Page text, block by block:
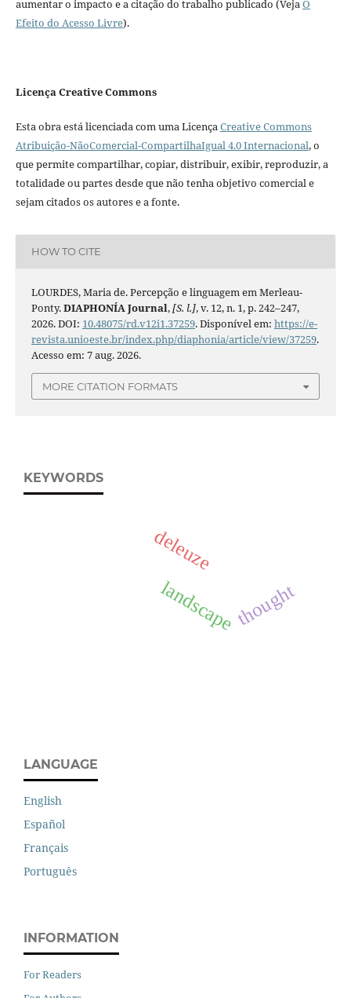
aumentar o impacto e a citação do trabalho publicado (VejaO
Efeito do Acesso Livre).
Licença Creative Commons
Esta obra está licenciada com uma LicençaCreative Commons
Atribuição-NãoComercial-CompartilhaIgual 4.0 Internacional, o
que permite compartilhar, copiar, distribuir, exibir, reproduzir, a
totalidade ou partes desde que não tenha objetivo comercial e
sejam citados os autores e a fonte.
HOW TO CITE
LOURDES, Maria de. Percepção e linguagem em Merleau-
Ponty.DIAPHONÍA Journal,[S. l.], v. 12, n. 1, p. 242–247,
2026. DOI: 10.48075/rd.v12i1.37259. Disponível em: https://e-
revista.unioeste.br/index.php/diaphonia/article/view/37259.
Acesso em: 7 aug. 2026.
MORE CITATION FORMATS
KEYWORDS
deleuze
landscapethought
LANGUAGE
English
Español
Français
Português
INFORMATION
For Readers